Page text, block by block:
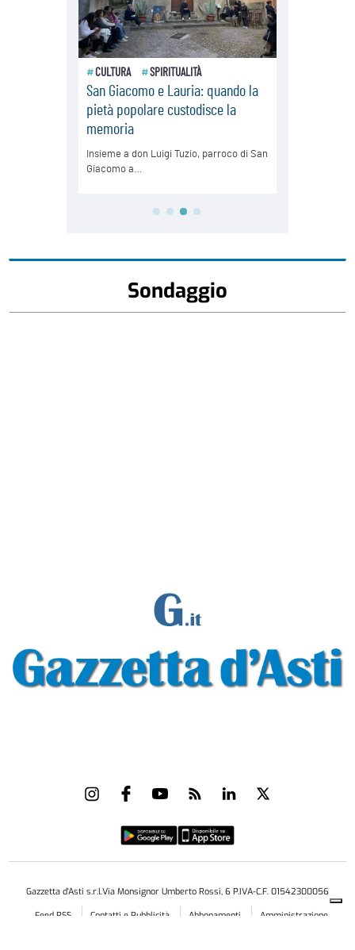
Sondaggio
Gazzetta d'Asti s.r.l.Via Monsignor Umberto Rossi, 6 P.IVA-C.F. 01542300056
Feed RSS
Contatti e Pubblicità Abbonamenti
Amministrazione